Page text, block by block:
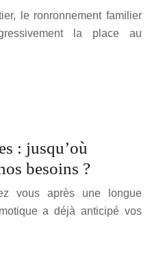
le ronronnement familier
la place au
: jusqu’où
besoins ?
vous après une longue
a déjà anticipé vos